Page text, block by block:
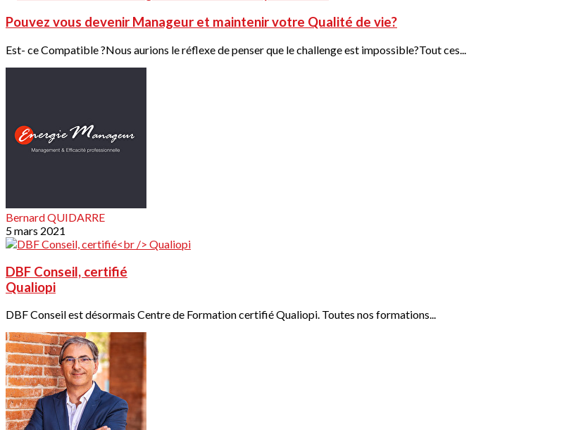
Pouvez vous devenir Manageur et maintenir votre Qualité de vie?
Est- ce Compatible ?Nous aurions le réflexe de penser que le challenge est impossible?Tout ces...
Bernard QUIDARRE
5 mars 2021
DBF Conseil, certifié
Qualiopi
DBF Conseil est désormais Centre de Formation certifié Qualiopi. Toutes nos formations...